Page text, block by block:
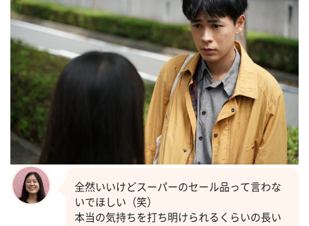
全然いいけどスーパーのセール品って言わな
いでほしい（笑）
本当の気持ちを打ち明けられるくらいの長い